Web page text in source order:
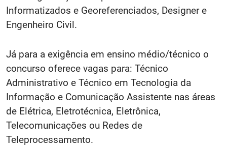
Informatizados e Georeferenciados, Designer e
Engenheiro Civil.
Já para a exigência em ensino médio/técnico o
concurso oferece vagas para: Técnico
Administrativo e Técnico em Tecnologia da
Informação e Comunicação Assistente nas áreas
de Elétrica, Eletrotécnica, Eletrônica,
Telecomunicações ou Redes de
Teleprocessamento.